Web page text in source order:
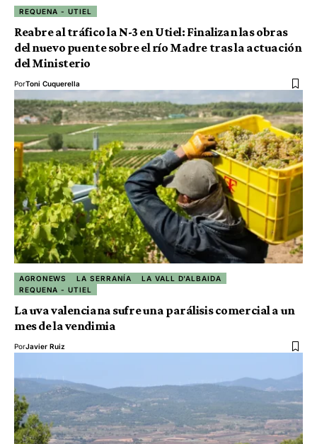
REQUENA - UTIEL
Reabre al tráfico la N-3 en Utiel: Finalizan las obras
del nuevo puente sobre el río Madre tras la actuación
del Ministerio
PorToni Cuquerella
AGRONEWS LA SERRANÍA
LA VALL D'ALBAIDA
REQUENA - UTIEL
La uva valenciana sufre una parálisis comercial a un
mes de la vendimia
PorJavier Ruiz